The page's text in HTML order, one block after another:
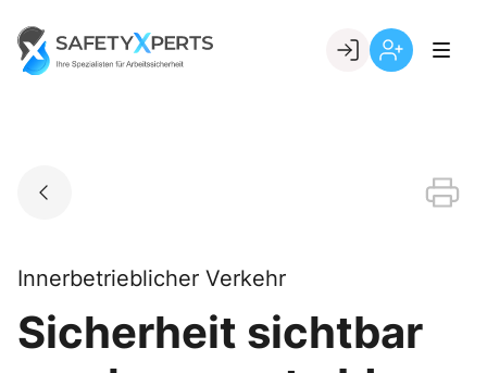
content
Go to landing page.
Innerbetrieblicher Verkehr
Sicherheit sichtbar